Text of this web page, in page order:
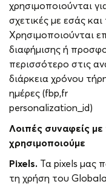
χρησιμοποιούνται
σχετικές με εσάς
Χρησιμοποιούνται
διαφήμισης ή
περισσότερο στις
διάρκεια χρόνου
ημέρες (fbp,fr
personalization_id)
Λοιπές συναφείς με
χρησιμοποιούμε
Pixels. Τα pixels μας
τη χρήση του